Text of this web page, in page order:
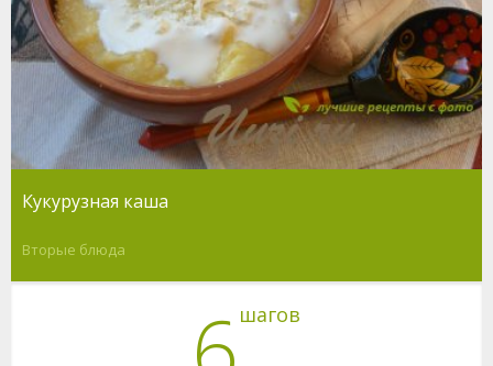
Кукурузная каша
Вторые блюда
шагов